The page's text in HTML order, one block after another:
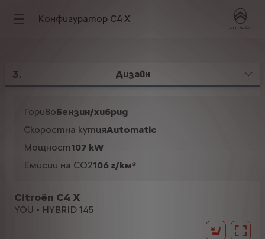
Конфигуратор C4 X
3. Дизайн
Citroën C4 X
YOU • HYBRID 145
ГоривоБензин/хибрид
Скоростна кутияAutomatic
Мощност107 kW
Емисии на CO2106 г/км*